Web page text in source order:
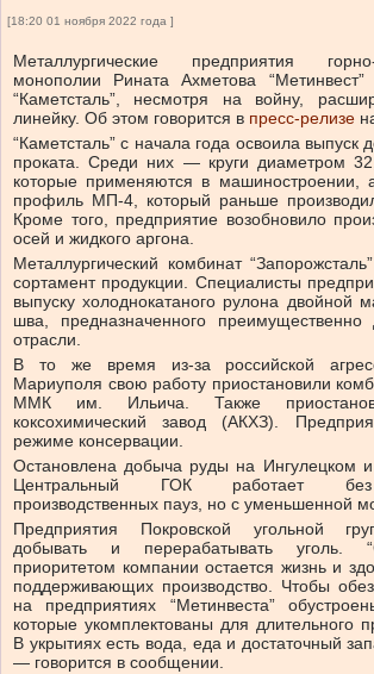
[18:20 01 ноября 2022 года ]
Металлургические предприятия горно-
монополии Рината Ахметова “Метинвест”
“Каметсталь”, несмотря на войну,
линейку. Об этом говорится в пресс-релизе
“Каметсталь” с начала года освоила выпуск
проката. Среди них — круги диаметром
которые применяются в машиностроении,
профиль МП-4, который раньше
Кроме того, предприятие возобновило
осей и жидкого аргона.
Металлургический комбинат
сортамент продукции. Специалисты
выпуску холоднокатаного рулона двойной
шва, предназначенного преимущественно
отрасли.
В то же время из-за российской
Мариуполя свою работу приостановили
ММК им. Ильича. Также
коксохимический завод (АКХЗ).
режиме консервации.
Остановлена ​​добыча руды на Ингулецком
Центральный ГОК работает без
производственных пауз, но с уменьшенной
Предприятия Покровской угольной
добывать и перерабатывать уголь.
приоритетом компании остается жизнь и
поддерживающих производство. Чтобы
на предприятиях “Метинвеста”
которые укомплектованы для длительного
В укрытиях есть вода, еда и достаточный
— говорится в сообщении.